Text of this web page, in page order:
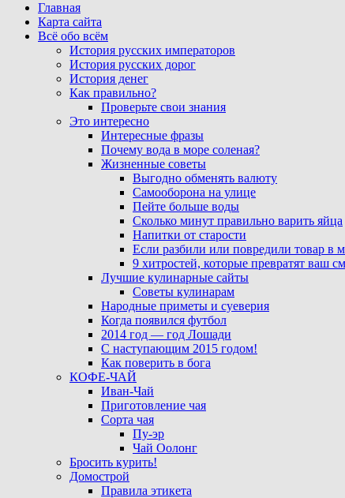
Главная
Карта сайта
Всё обо всём
История русских императоров
История русских дорог
История денег
Как правильно?
Проверьте свои знания
Это интересно
Интересные фразы
Почему вода в море соленая?
Жизненные советы
Выгодно обменять валюту
Самооборона на улице
Пейте больше воды
Сколько минут правильно варить яйца
Напитки от старости
Если разбили или повредили товар в
9 хитростей, которые превратят ваш
Лучшие кулинарные сайты
Советы кулинарам
Народные приметы и суеверия
Когда появился футбол
2014 год — год Лошади
С наступающим 2015 годом!
Как поверить в бога
КОФЕ-ЧАЙ
Иван-Чай
Приготовление чая
Сорта чая
Пу-эр
Чай Оолонг
Бросить курить!
Домострой
Правила этикета